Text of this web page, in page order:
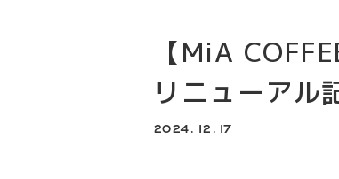
【MiA
リニューアル
2024.12.17